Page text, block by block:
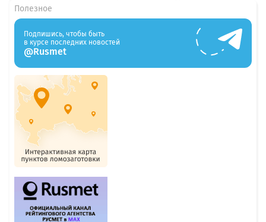
Полезное
Подпишись, чтобы быть
в курсе последних новостей
@Rusmet